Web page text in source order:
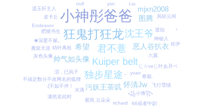
小神彤爸爸
狂鬼打狂龙
君不薏
Kuiper belt
独步星途
沈王爷
图腾
帅气如头像
恶人谷扒衣
希望
mjxn2008
污妖王茶叽 怀清Jw
渡劫 丶
じ☆veじ叶あ开ベ
风轻云闲
紫苑.云朵朵
肥猪书生
泪，已风干
幼叶离枝
꧁小博꧂
温玉轩主人
春懿.
ysn
六翼
皮卡丘
ζ不如不伴！
♚深爱不腻。
水滴
不搞定数分不改网名的狐狸
神秘人
Endeavor
潇然若此时
richard
佐伊
Liu
飞行雪绒
null
灰色头像
yvan
66或者中尉
雁留天涯